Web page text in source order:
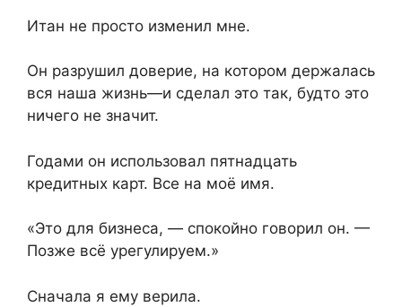
Итан не просто изменил мне.
Он разрушил доверие, на котором держалась
вся наша жизнь—и сделал это так, будто это
ничего не значит.
Годами он использовал пятнадцать
кредитных карт. Все на моё имя.
«Это для бизнеса, — спокойно говорил он. —
Позже всё урегулируем.»
Сначала я ему верила.